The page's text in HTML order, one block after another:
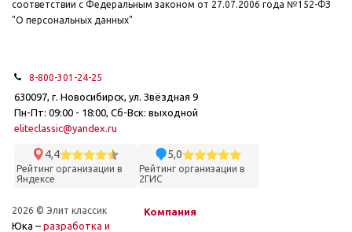
соответствии с Федеральным законом от 27.07.2006 года №152-ФЗ
"О персональных данных"
8-800-301-24-25
630097, г. Новосибирск, ул. Звёздная 9
Пн-Пт: 09:00 - 18:00, Сб-Вск: выходной
eliteclassic@yandex.ru
4,4
Рейтинг организации в
Яндексе
5,0
Рейтинг организации в
2ГИС
2026 © Элит классик
Юка – разработка и
Компания